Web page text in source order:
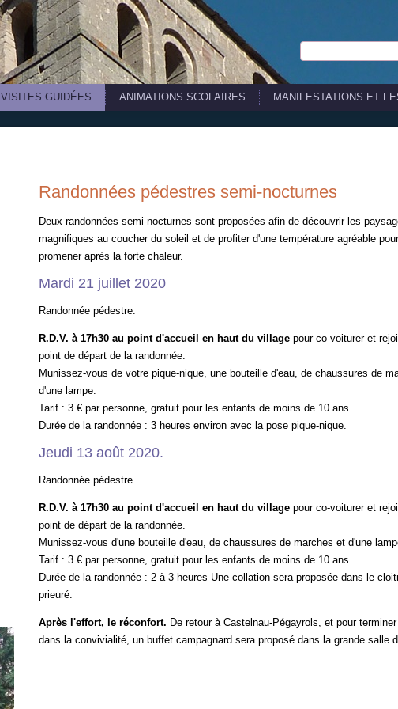
VISITES GUIDÉES ANIMATIONS SCOLAIRES MANIFESTATIONS ET
Randonnées pédestres semi-nocturnes
Deux randonnées semi-nocturnes sont proposées afin de découvrir les
magnifiques au coucher du soleil et de profiter d'une température agréable
promener après la forte chaleur.
Mardi 21 juillet 2020
Randonnée pédestre.
R.D.V. à 17h30 au point d'accueil en haut du village pour co-voiturer et
point de départ de la randonnée.
Munissez-vous de votre pique-nique, une bouteille d'eau, de chaussures de
d'une lampe.
Tarif : 3 € par personne, gratuit pour les enfants de moins de 10 ans
Durée de la randonnée : 3 heures environ avec la pose pique-nique.
Jeudi 13 août 2020.
Randonnée pédestre.
R.D.V. à 17h30 au point d'accueil en haut du village pour co-voiturer et
point de départ de la randonnée.
Munissez-vous d'une bouteille d'eau, de chaussures de marches et d'une
Tarif : 3 € par personne, gratuit pour les enfants de moins de 10 ans
Durée de la randonnée : 2 à 3 heures Une collation sera proposée dans le
prieuré.
Après l'effort, le réconfort. De retour à Castelnau-Pégayrols, et pour
dans la convivialité, un buffet campagnard sera proposé dans la grande salle